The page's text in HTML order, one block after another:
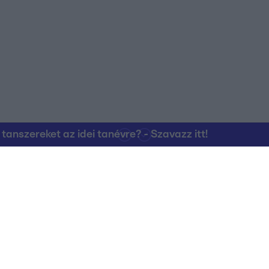
az idei tanévre? - Szavazz itt!